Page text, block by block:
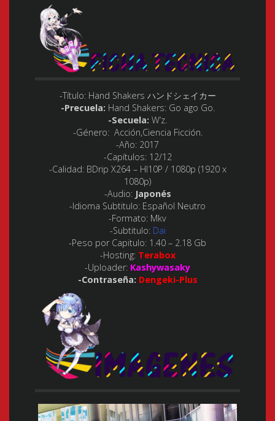
-Título: Hand Shakers ハンドシェイカー
-Precuela: Hand Shakers: Go ago Go.
-Secuela: W’z.
-Género: Acción,Ciencia Ficción.
-Año: 2017
-Capítulos:12/12
-Calidad:BDrip X264 – HI10P / 1080p (1920 x
1080p)
-Audio: Japonés
-Idioma Subtitulo: Español Neutro
-Formato: Mkv
-Subtitulo: Dai
-Peso por Capitulo: 1.40 – 2.18 Gb
-Hosting:Terabox
-Uploader: Kashywasaky
-Contraseña: Dengeki-Plus